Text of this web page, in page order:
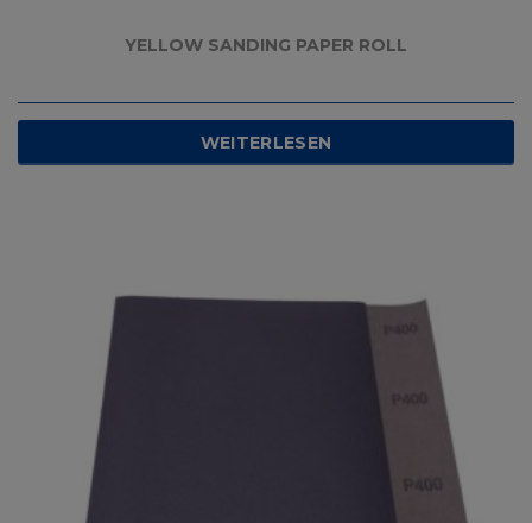
YELLOW SANDING PAPER ROLL
WEITERLESEN